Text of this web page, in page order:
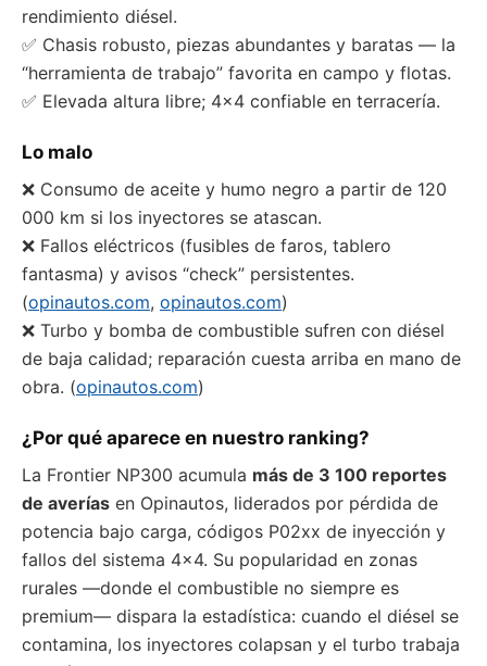
rendimiento diésel.
✅ Chasis robusto, piezas abundantes y baratas — la
“herramienta de trabajo” favorita en campo y flotas.
✅ Elevada altura libre; 4×4 confiable en terracería.
Lo malo
❌ Consumo de aceite y humo negro a partir de 120
000 km si los inyectores se atascan.
❌ Fallos eléctricos (fusibles de faros, tablero
fantasma) y avisos “check” persistentes.
(opinautos.com, opinautos.com)
❌ Turbo y bomba de combustible sufren con diésel
de baja calidad; reparación cuesta arriba en mano de
obra. (opinautos.com)
¿Por qué aparece en nuestro ranking?
La Frontier NP300 acumula más de 3 100 reportes
de averías en Opinautos, liderados por pérdida de
potencia bajo carga, códigos P02xx de inyección y
fallos del sistema 4×4. Su popularidad en zonas
rurales —donde el combustible no siempre es
premium— dispara la estadística: cuando el diésel se
contamina, los inyectores colapsan y el turbo trabaja